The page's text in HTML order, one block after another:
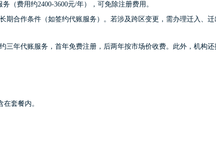
（费用约2400-3600元/年），可免除注册费用。
期合作条件（如签约代账服务）。若涉及跨区变更，需办理迁入、
三年代账服务，首年免费注册，后两年按市场价收费。此外，机构
套餐内。